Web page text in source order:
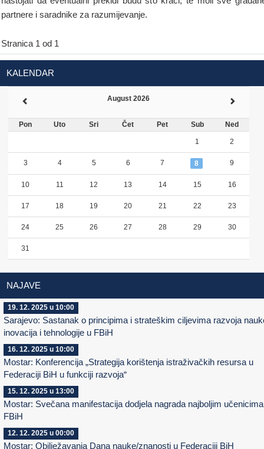
partnere i saradnike za razumijevanje.
Stranica 1 od 1
KALENDAR
August 2026
Pon Uto Sri Čet Pet Sub Ned
1 2
3 4 5 6 7 8 9
10 11 12 13 14 15 16
17 18 19 20 21 22 23
24 25 26 27 28 29 30
31
NAJAVE
19. 12. 2025 u 10:00
Sarajevo: Sastanak o principima i strateškim ciljevima razvoja
inovacija i tehnologije u FBiH
16. 12. 2025 u 10:00
Mostar: Konferencija „Strategija korištenja istraživačkih resursa u
Federaciji BiH u funkciji razvoja“
15. 12. 2025 u 13:00
Mostar: Svečana manifestacija dodjela nagrada najboljim
FBiH
12. 12. 2025 u 00:00
Mostar; Obilježavanja Dana nauke/znanosti u Federaciji BiH